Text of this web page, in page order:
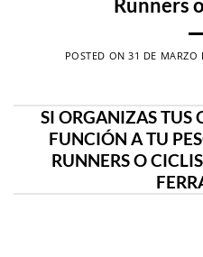
POSTED ON31 DE MARZO
SI ORGANIZAS TUS
FUNCIÓN A TU
RUNNERS O